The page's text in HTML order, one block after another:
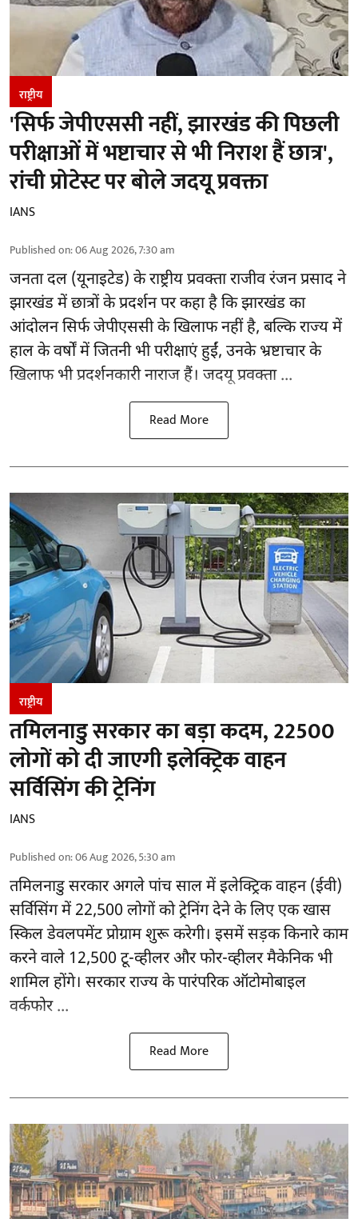
राष्ट्रीय
'सिर्फ जेपीएससी नहीं, झारखंड की पिछली
परीक्षाओं में भष्टाचार से भी निराश हैं छात्र',
रांची प्रोटेस्ट पर बोले जदयू प्रवक्ता
IANS
Published on:06 Aug 2026, 7:30 am
जनता दल (यूनाइटेड) के राष्ट्रीय प्रवक्ता राजीव रंजन प्रसाद ने
झारखंड में छात्रों के प्रदर्शन पर कहा है कि झारखंड का
आंदोलन सिर्फजेपीएससीके खिलाफ नहीं है, बल्कि राज्य में
हाल के वर्षों में जितनी भी परीक्षाएं हुईं, उनके भ्रष्टाचार के
खिलाफ भी प्रदर्शनकारी नाराज हैं। जदयू प्रवक्ता ...
Read More
राष्ट्रीय
तमिलनाडु सरकार का बड़ा कदम, 22500
लोगों को दी जाएगी इलेक्ट्रिक वाहन
सर्विसिंग की ट्रेनिंग
IANS
Published on:06 Aug 2026, 5:30 am
तमिलनाडु सरकारअगले पांच साल में इलेक्ट्रिक वाहन (ईवी)
सर्विसिंग में 22,500 लोगों को ट्रेनिंग देने के लिए एक खास
स्किल डेवलपमेंट प्रोग्राम शुरू करेगी। इसमें सड़क किनारे काम
करने वाले 12,500 टू-व्हीलर और फोर-व्हीलर मैकेनिक भी
शामिल होंगे। सरकार राज्य के पारंपरिक ऑटोमोबाइल
वर्कफोर ...
Read More